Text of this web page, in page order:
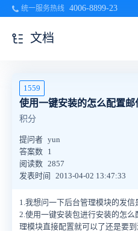
统一服务热线 4006-8899-23
文档
1559
使用一键安装的怎么配置邮
积分
提问者 yun
答案数 1
阅读数 2857
发表时间
2013-04-02 13:47:33
1.我想问一下后台管理模块的发信
2.使用一键安装包进行安装的怎
理模块直接配置就可以了还是要到